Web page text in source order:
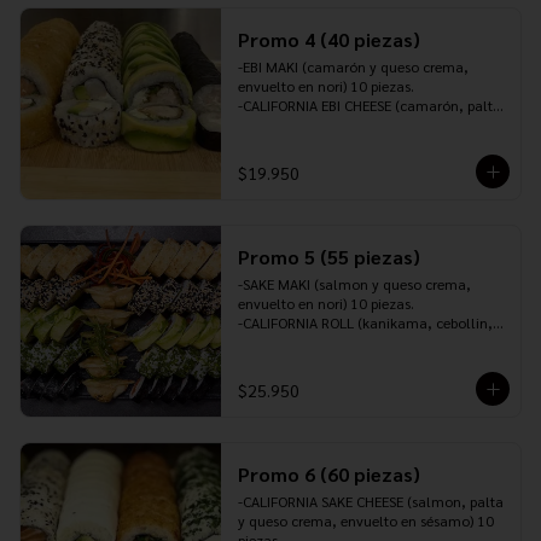
JENGIBRE Y 1 WASABI.
Promo 4 (40 piezas)
-EBI MAKI (camarón y queso crema,
envuelto en nori) 10 piezas.
-CALIFORNIA EBI CHEESE (camarón, palta
-TORI ROLL (pollo furai, queso crema y
cebollín, envuelto en palta) 10 piezas.
-INCLUYE: 3 PALITOS, 2 SOYA, 1 TERIYAKI,
1 JENGIBRE Y 1 WASABI.
$19.950
Promo 5 (55 piezas)
-SAKE MAKI (salmon y queso crema,
envuelto en nori) 10 piezas.
-CALIFORNIA ROLL (kanikama, cebollin,
-CALIFORNIA EBI CHEESE (camarón, palta
y queso crema, envuelto en ciboulette)
piezas.
-TORI PANKO (pollo teriyaki, queso
crema, cebollín, envuelto en panko o
tempura) 10 piezas.
$25.950
Promo 6 (60 piezas)
-CALIFORNIA SAKE CHEESE (salmon, palta
y queso crema, envuelto en sésamo) 10